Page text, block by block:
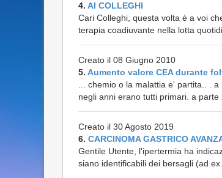
4. AI COLLEGHI
Cari Colleghi, questa volta è a voi
terapia coadiuvante nella lotta
Creato il 08 Giugno 2010
5. Aumento valore CEA durante
... chemio o la malattia e' partita.. .
negli anni erano tutti primari. a parte
Creato il 30 Agosto 2019
6. CARCINOMA GASTRICO
Gentile Utente, l'ipertermia ha
siano identificabili dei bersagli (ad